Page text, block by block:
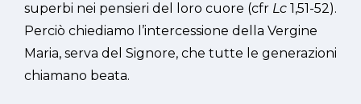
superbi nei pensieri del loro cuore (cfr Lc 1,51-52).
Perciò chiediamo l’intercessione della Vergine
Maria, serva del Signore, che tutte le generazioni
chiamano beata.